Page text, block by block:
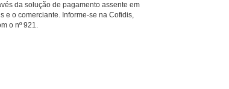
da solução de pagamento assente em
e o comerciante. Informe-se na Cofidis,
o nº 921.